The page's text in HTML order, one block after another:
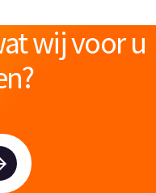
wij voor u